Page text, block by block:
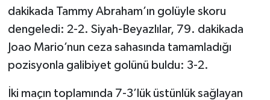
dakikada Tammy Abraham’ın golüyle skoru
dengeledi: 2-2. Siyah-Beyazlılar, 79. dakikada
Joao Mario’nun ceza sahasında tamamladığı
pozisyonla galibiyet golünü buldu: 3-2.
İki maçın toplamında 7-3’lük üstünlük sağlayan